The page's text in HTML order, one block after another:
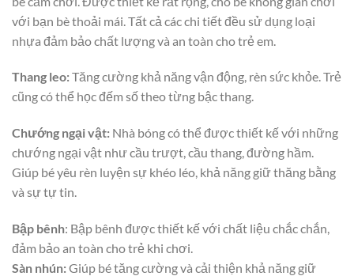
với bạn bè thoải mái. Tất cả các chi tiết đều sử dụng loại
nhựa đảm bảo chất lượng và an toàn cho trẻ em.
Thang leo:Tăng cường khả năng vận động, rèn sức khỏe. Trẻ
cũng có thể học đếm số theo từng bậc thang.
Chướng ngại vật: Nhà bóng có thể được thiết kế với những
chướng ngại vật như cầu trượt, cầu thang, đường hầm.
Giúp bé yêu rèn luyện sự khéo léo, khả năng giữ thăng bằng
và sự tự tin.
Bập bênh: Bập bênh được thiết kế với chất liệu chắc chắn,
đảm bảo an toàn cho trẻ khi chơi.
Sàn nhún:Giúp bé tăng cường và cải thiện khả năng giữ